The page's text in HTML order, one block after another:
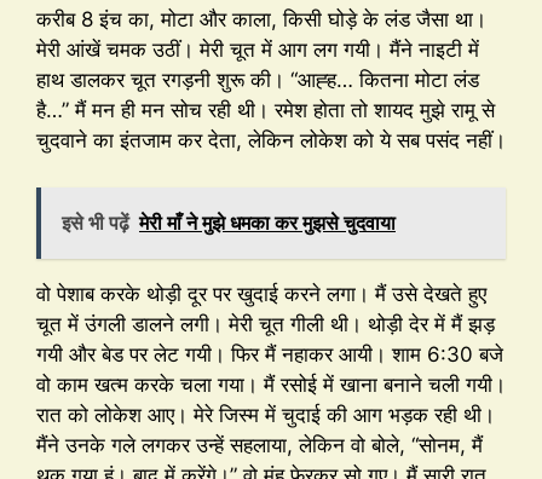
करीब 8 इंच का, मोटा और काला, किसी घोड़े के लंड जैसा था।
मेरी आंखें चमक उठीं। मेरी चूत में आग लग गयी। मैंने नाइटी में
हाथ डालकर चूत रगड़नी शुरू की। “आह्ह… कितना मोटा लंड
है…” मैं मन ही मन सोच रही थी। रमेश होता तो शायद मुझे रामू से
चुदवाने का इंतजाम कर देता, लेकिन लोकेश को ये सब पसंद नहीं।
इसे भी पढ़ें मेरी माँ ने मुझे धमका कर मुझसे चुदवाया
वो पेशाब करके थोड़ी दूर पर खुदाई करने लगा। मैं उसे देखते हुए
चूत में उंगली डालने लगी। मेरी चूत गीली थी। थोड़ी देर में मैं झड़
गयी और बेड पर लेट गयी। फिर मैं नहाकर आयी। शाम 6:30 बजे
वो काम खत्म करके चला गया। मैं रसोई में खाना बनाने चली गयी।
रात को लोकेश आए। मेरे जिस्म में चुदाई की आग भड़क रही थी।
मैंने उनके गले लगकर उन्हें सहलाया, लेकिन वो बोले, “सोनम, मैं